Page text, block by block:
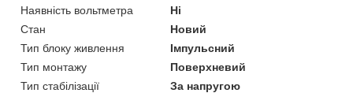
Наявність вольтметра
Ні
Стан
Новий
Тип блоку живлення
Імпульсний
Тип монтажу
Поверхневий
Тип стабілізації
За напругою